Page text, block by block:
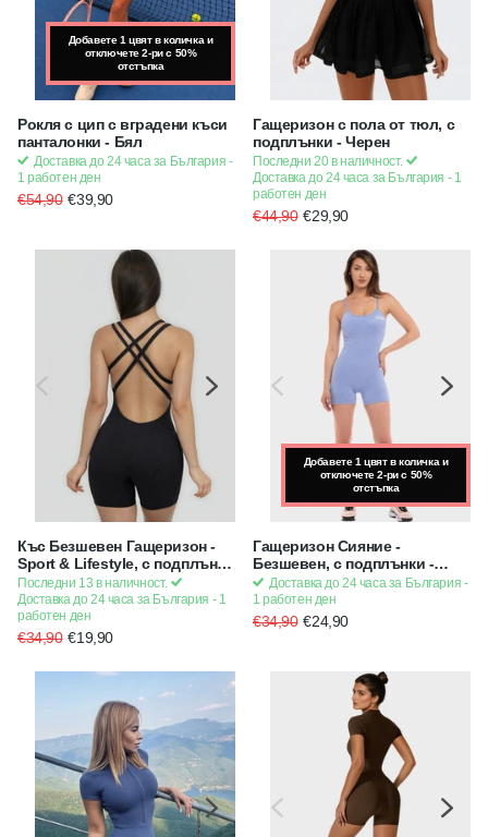
Добавете 1 цвят в количка и
отключете 2-ри с 50%
отстъпка
Добавете 1 цвят в количка и
отключете 2-ри с 50%
отстъпка
Рокля с цип с вградени къси
панталонки - Бял
Доставка до 24 часа за България -
1 работен ден
€54,90 €39,90
Гащеризон с пола от тюл, с
подплънки - Черен
Последни 20 в наличност.
Доставка до 24 часа за България - 1
работен ден
€44,90 €29,90
Къс Безшевен Гащеризон -
Sport & Lifestyle, с подплънки
- Черен
Последни 13 в наличност.
Доставка до 24 часа за България - 1
работен ден
€34,90 €19,90
Добавете 1 цвят в количка и
отключете 2-ри с 50%
отстъпка
Гащеризон Сияние -
Безшевен, с подплънки -
Лилав / Син
Доставка до 24 часа за България -
1 работен ден
€34,90 €24,90